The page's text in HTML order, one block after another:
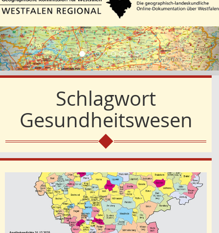
Vorherige
Schlagwort
Gesundheitswesen